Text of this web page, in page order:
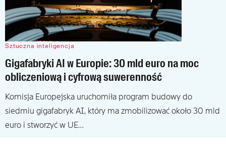
Sztuczna inteligencja
Gigafabryki AI w Europie: 30 mld euro na moc
obliczeniową i cyfrową suwerenność
Komisja Europejska uruchomiła program budowy do
siedmiu gigafabryk AI, który ma zmobilizować około 30 mld
euro i stworzyć w UE…